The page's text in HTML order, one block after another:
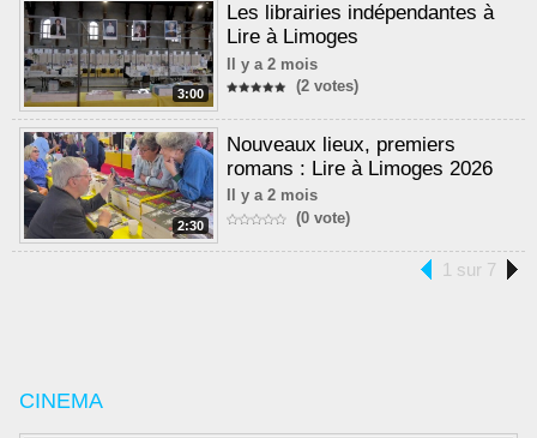
3:00
Les librairies indépendantes à
Lire à Limoges
Il y a 2 mois
(2 votes)
2:30
Nouveaux lieux, premiers
romans : Lire à Limoges 2026
Il y a 2 mois
(0 vote)
1 sur 7
CINEMA